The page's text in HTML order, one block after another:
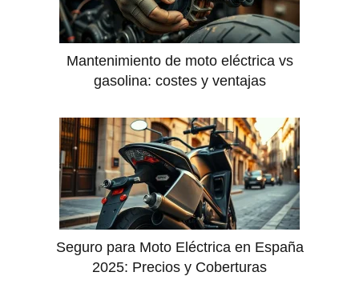
Mantenimiento de moto eléctrica vs
gasolina: costes y ventajas
Seguro para Moto Eléctrica en España
2025: Precios y Coberturas